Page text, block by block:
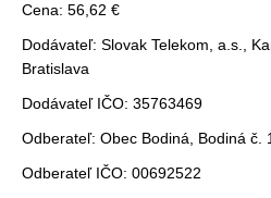
Cena: 56,62 €
Dodávateľ: Slovak Telekom, a.s.,
Bratislava
Dodávateľ IČO: 35763469
Odberateľ: Obec Bodiná, Bodiná č.
Odberateľ IČO: 00692522